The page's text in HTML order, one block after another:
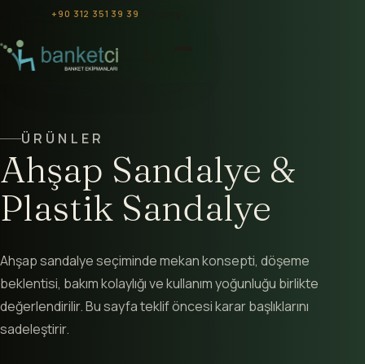
+90 312 351 39 39
ÜRÜNLER
Ahşap Sandalye &
Plastik Sandalye
Ahşap sandalye seçiminde mekan konsepti, döşeme
beklentisi, bakım kolaylığı ve kullanım yoğunluğu birlikte
değerlendirilir. Bu sayfa teklif öncesi karar başlıklarını
sadeleştirir.